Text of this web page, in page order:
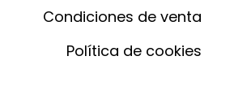
Condiciones de venta
Política de cookies